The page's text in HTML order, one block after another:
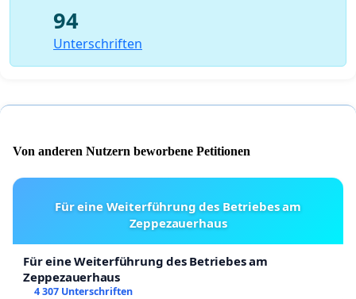
94
Unterschriften
Von anderen Nutzern beworbene Petitionen
Für eine Weiterführung des Betriebes am
Zeppezauerhaus
Für eine Weiterführung des Betriebes am
Zeppezauerhaus
4 307 Unterschriften